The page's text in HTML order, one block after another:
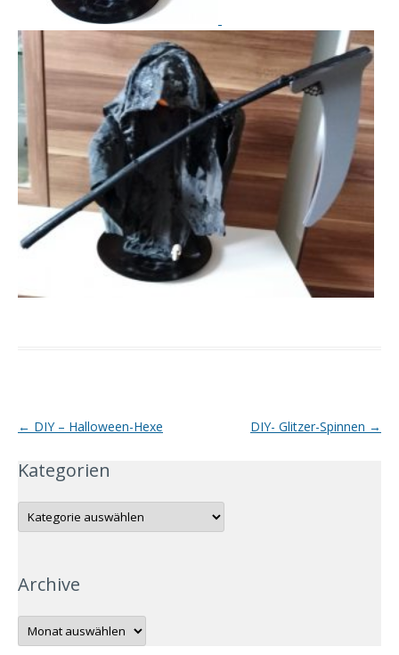
Artikel-
← DIY – Halloween-Hexe DIY- Glitzer-Spinnen →
Kategorien
K
t
r
i
n
Archive
A
c